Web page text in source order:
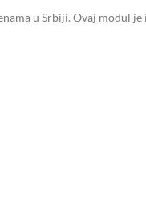
u Srbiji. Ovaj modul je